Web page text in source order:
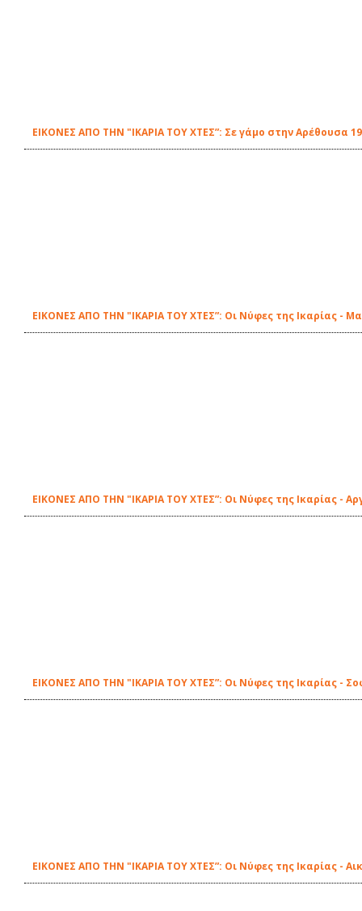
ΕΙΚΟΝΕΣ ΑΠΟ ΤΗΝ "ΙΚΑΡΙΑ ΤΟΥ ΧΤΕΣ”: Σε γάμο στην Αρέθουσα
ΕΙΚΟΝΕΣ ΑΠΟ ΤΗΝ "ΙΚΑΡΙΑ ΤΟΥ ΧΤΕΣ”: Οι Νύφες της Ικαρίας
ΕΙΚΟΝΕΣ ΑΠΟ ΤΗΝ "ΙΚΑΡΙΑ ΤΟΥ ΧΤΕΣ”: Οι Νύφες της Ικαρίας -
ΕΙΚΟΝΕΣ ΑΠΟ ΤΗΝ "ΙΚΑΡΙΑ ΤΟΥ ΧΤΕΣ”: Οι Νύφες της Ικαρίας -
ΕΙΚΟΝΕΣ ΑΠΟ ΤΗΝ "ΙΚΑΡΙΑ ΤΟΥ ΧΤΕΣ”: Οι Νύφες της Ικαρίας -